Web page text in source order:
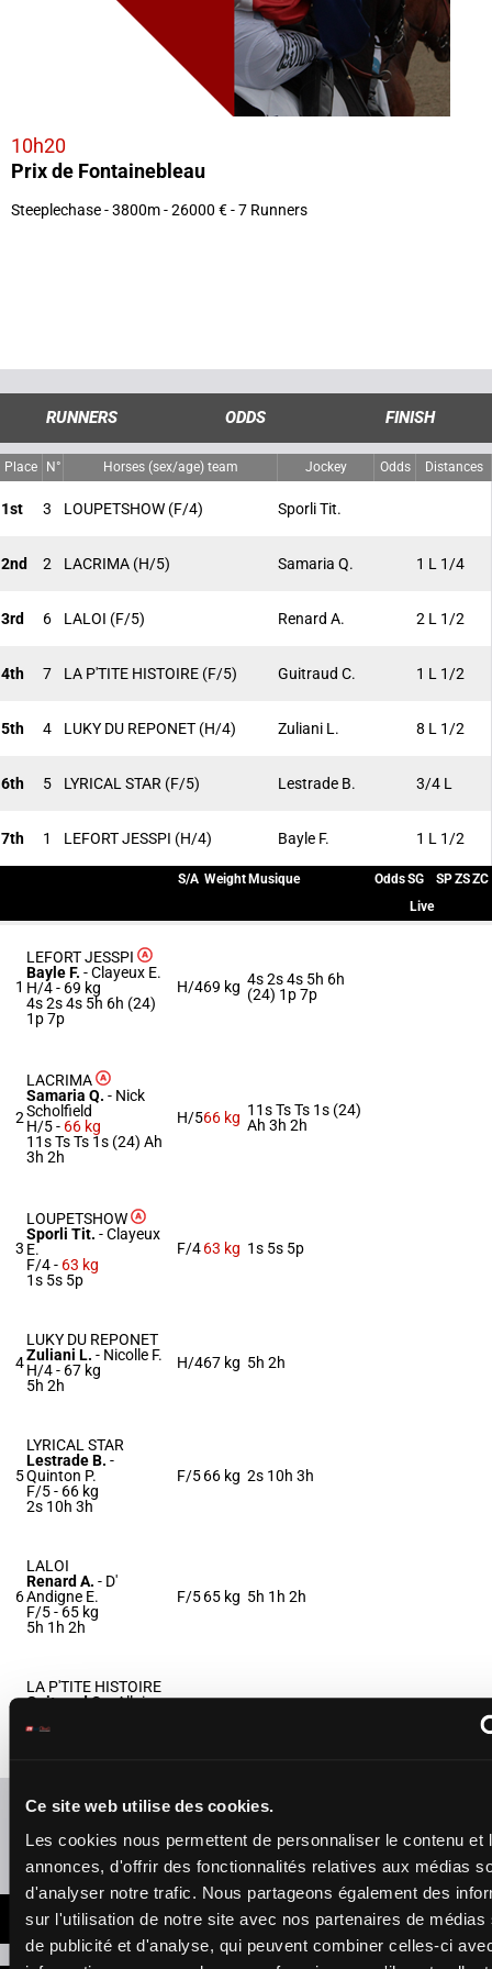
Ce site web utilise des cookies.
Les cookies nous permettent de personnaliser le contenu et
annonces, d'offrir des fonctionnalités relatives aux médias
d'analyser notre trafic. Nous partageons également des
sur l'utilisation de notre site avec nos partenaires de médias
de publicité et d'analyse, qui peuvent combiner celles-ci
10h20
Prix de Fontainebleau
Steeplechase - 3800m - 26000 € - 7 Runners
RUNNERS ODDS FINISH
Place N° Horses (sex/age) team Jockey Odds Distances
1st 3 LOUPETSHOW (F/4) Sporli Tit.
2nd 2 LACRIMA (H/5) Samaria Q. 1 L 1/4
3rd 6 LALOI (F/5) Renard A. 2 L 1/2
4th 7 LA P'TITE HISTOIRE (F/5) Guitraud C. 1 L 1/2
5th 4 LUKY DU REPONET (H/4) Zuliani L. 8 L 1/2
6th 5 LYRICAL STAR (F/5) Lestrade B. 3/4 L
7th 1 LEFORT JESSPI (H/4) Bayle F. 1 L 1/2
S/A Weight Musique OddsSG SPZSZC
Live
1
LEFORT JESSPI
Bayle F. -Clayeux E.
H/4 - 69 kg
4s 2s 4s 5h 6h (24)
1p 7p
H/469 kg 4s 2s 4s 5h 6h
(24) 1p 7p
2
LACRIMA
Samaria Q. - Nick
Scholfield
H/5 - 66 kg
11s Ts Ts 1s (24) Ah
3h 2h
H/566 kg 11s Ts Ts 1s (24)
Ah 3h 2h
3
LOUPETSHOW
Sporli Tit. -Clayeux
E.
F/4 - 63 kg
1s 5s 5p
F/463 kg 1s 5s 5p
4
LUKY DU REPONET
Zuliani L. - Nicolle F.
H/4 - 67 kg
5h 2h
H/467 kg 5h 2h
5
LYRICAL STAR
Lestrade B. -
Quinton P.
F/5 - 66 kg
2s 10h 3h
F/566 kg 2s 10h 3h
6
LALOI
Renard A. - D'
Andigne E.
F/5 - 65 kg
5h 1h 2h
F/565 kg 5h 1h 2h
LA P'TITE HISTOIRE
Guitraud C.-Allaire
F/5 -
Presence of favorite horses
LATEST NEWS